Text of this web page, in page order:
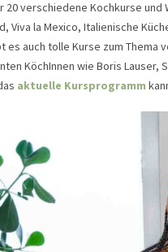
20 verschiedene Kochkurse
Viva la Mexico, Italienische
es auch tolle Kurse zum Thema
KöchInnen wie Boris Lauser,
aktuelle Kursprogramm